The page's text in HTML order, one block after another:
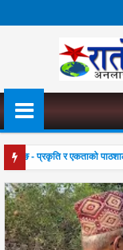
- प्रकृति र एकताको पाठशाला